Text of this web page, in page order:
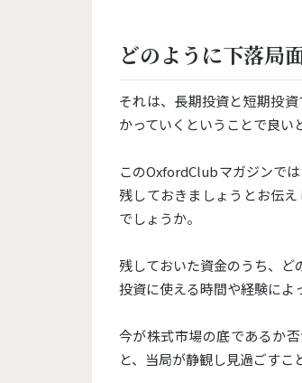
どのように下落局
それは、長期投資と短期投
かっていくということで良い
このOxfordClubマガジンで
残しておきましょうとお伝
でしょうか。
残しておいた資金のうち、ど
投資に使える時間や経験によ
今が株式市場の底であるか
と、当局が静観し見過ごすこ